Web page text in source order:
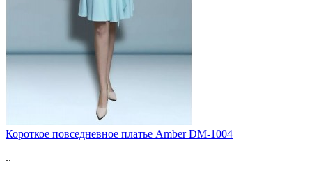
Короткое повседневное платье Amber DM-1004
..